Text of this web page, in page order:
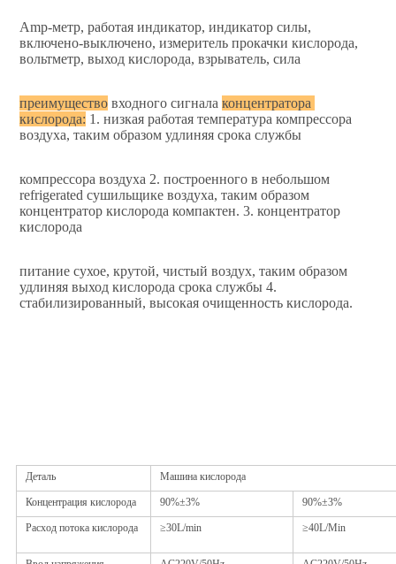
Amp-метр, работая индикатор, индикатор силы,
включено-выключено, измеритель прокачки кислорода,
вольтметр, выход кислорода, взрыватель, сила
преимущество входного сигнала концентратора
кислорода: 1. низкая работая температура компрессора
воздуха, таким образом удлиняя срока службы
компрессора воздуха 2. построенного в небольшом
refrigerated сушильщике воздуха, таким образом
концентратор кислорода компактен. 3. концентратор
кислорода
питание сухое, крутой, чистый воздух, таким образом
удлиняя выход кислорода срока службы 4.
стабилизированный, высокая очищенность кислорода.
Деталь Машина кислорода
Концентрация кислорода 90%±3% 90%±3%
Расход потока кислорода ≥30L/min ≥40L/Min